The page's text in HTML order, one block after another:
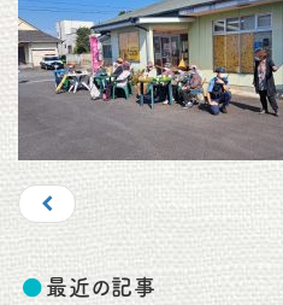
最近の記事